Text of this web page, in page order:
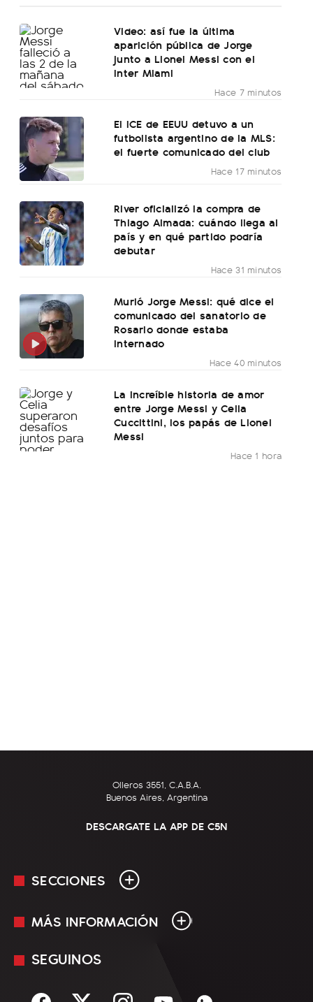
Video: así fue la última
aparición pública de Jorge
junto a Lionel Messi con el
Inter Miami
Hace 7 minutos
El ICE de EEUU detuvo a un
futbolista argentino de la MLS:
el fuerte comunicado del club
Hace 17 minutos
River oficializó la compra de
Thiago Almada: cuándo llega al
país y en qué partido podría
debutar
Hace 31 minutos
Murió Jorge Messi: qué dice el
comunicado del sanatorio de
Rosario donde estaba
internado
Hace 40 minutos
La increíble historia de amor
entre Jorge Messi y Celia
Cuccittini, los papás de Lionel
Messi
Hace 1 hora
Olleros 3551, C.A.B.A.
Buenos Aires, Argentina
DESCARGATE LA APP DE C5N
SECCIONES
En Vivo
MÁS INFORMACIÓN
Mediakit
Términos y condiciones
SEGUINOS